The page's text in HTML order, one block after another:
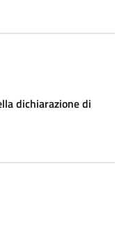
dichiarazione di